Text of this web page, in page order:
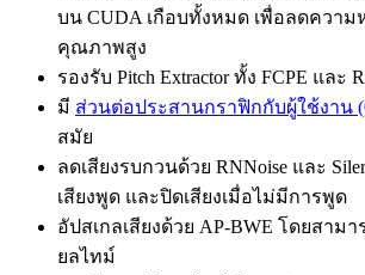
บน CUDA เกือบทั้งหมด เพื่อลดความ
คุณภาพสูง
รองรับ Pitch Extractor ทั้ง FCPE และ
มี ส่วนต่อประสานกราฟิกกับผู้ใช้งาน
สมัย
ลดเสียงรบกวนด้วย RNNoise และ
เสียงพูด และปิดเสียงเมื่อไม่มีการพูด
อัปสเกลเสียงด้วย AP‑BWE โดยสาม
ยลไทม์